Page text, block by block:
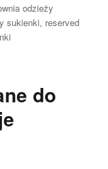
odzieży
sukienki, reserved
do